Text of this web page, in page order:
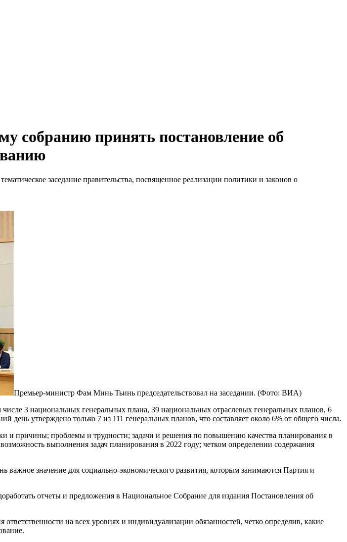
собранию принять постановление об
заседание правительства, посвященное реализации политики и законов о
Премьер-министр Фам Минь Тьинь председательствовал на заседании. (Фото: ВИА)
3 национальных генеральных плана, 39 национальных отраслевых генеральных планов, 6
утверждено только 7 из 111 генеральных планов, что составляет около 6% от общего числа.
и причины; проблемы и трудности; задачи и решения по повышению качества планирования в
выполнения задач планирования в 2022 году; четком определении содержания
значение для социально-экономического развития, которым занимаются Партия и
отчеты и предложения в Национальное Собрание для издания Постановления об
на всех уровнях и индивидуализации обязанностей, четко определив, какие